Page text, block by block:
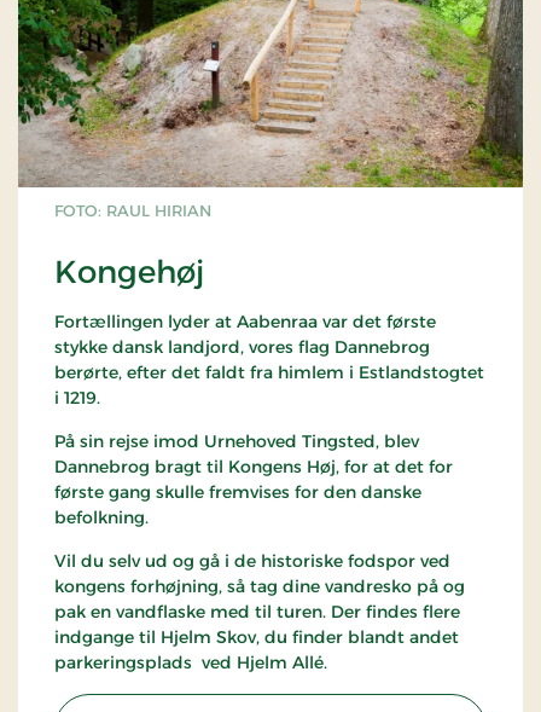
FOTO: RAUL HIRIAN
Kongehøj
Fortællingen lyder at Aabenraa var det første
stykke dansk landjord, vores flag Dannebrog
berørte, efter det faldt fra himlem i Estlandstogtet
i 1219.
På sin rejse imod Urnehoved Tingsted, blev
Dannebrog bragt til Kongens Høj, for at det for
første gang skulle fremvises for den danske
befolkning.
Vil du selv ud og gå i de historiske fodspor ved
kongens forhøjning, så tag dine vandresko på og
pak en vandflaske med til turen. Der findes flere
indgange til Hjelm Skov, du finder blandt andet
parkeringsplads ved Hjelm Allé.